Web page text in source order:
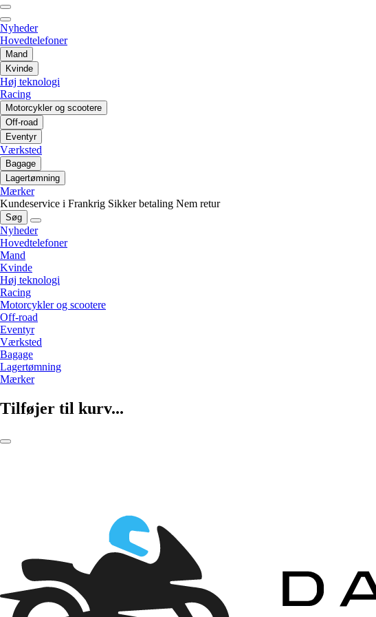
Nyheder
Hovedtelefoner
Mand
Kvinde
Høj teknologi
Racing
Motorcykler og scootere
Off-road
Eventyr
Værksted
Bagage
Lagertømning
Mærker
Kundeservice i Frankrig Sikker betaling Nem retur
Søg
Nyheder
Hovedtelefoner
Mand
Kvinde
Høj teknologi
Racing
Motorcykler og scootere
Off-road
Eventyr
Værksted
Bagage
Lagertømning
Mærker
Tilføjer til kurv...